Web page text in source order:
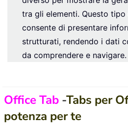
tra gli elementi. Questo tipo
consente di presentare
strutturati, rendendo i dati
da comprendere e navigare.
Office Tab -Tabs per
potenza per te